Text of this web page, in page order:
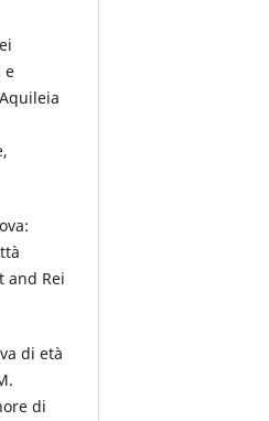
e
and Rei
di età
di